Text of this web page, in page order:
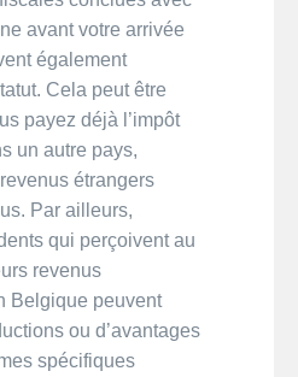
avant votre arrivée
également
Cela peut être
payez déjà l’impôt
un autre pays,
étrangers
Par ailleurs,
qui perçoivent au
revenus
Belgique peuvent
ou d’avantages
spécifiques